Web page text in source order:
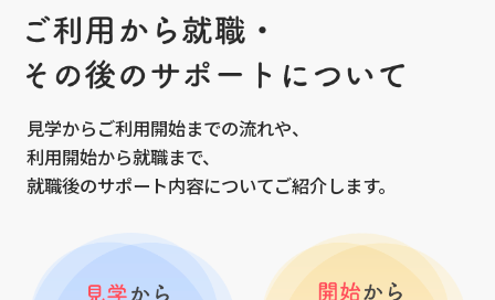
見学からご利用開始までの流れや、
利用開始から就職まで、
就職後のサポート内容についてご紹介します。